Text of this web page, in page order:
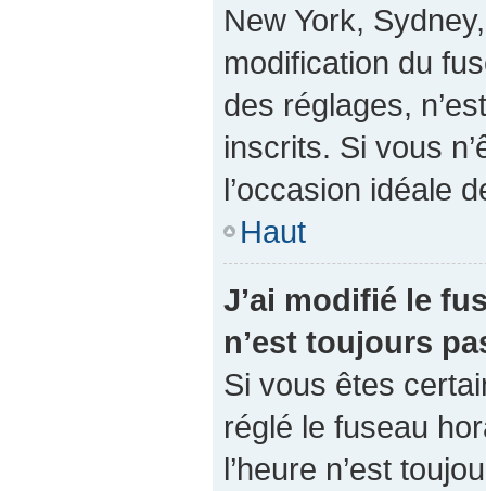
New York,
modification du
des réglages,
inscrits. Si vous
l’occasion idéale
Haut
J’ai modifié le
n’est toujours
Si vous êtes
réglé le fuseau
l’heure n’est